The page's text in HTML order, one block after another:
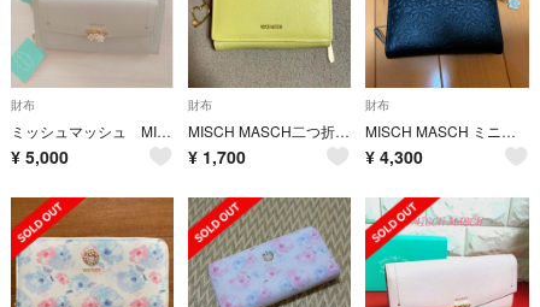
財布
ミッシュマッシュ MISCH MASCH 長財布
¥ 5,000
財布
MISCH MASCH二つ折り財布
¥ 1,700
財布
MISCH MASCH ミニ財布
¥ 4,300